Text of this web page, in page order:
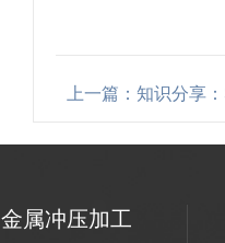
上一篇：知识分享
金属冲压加工